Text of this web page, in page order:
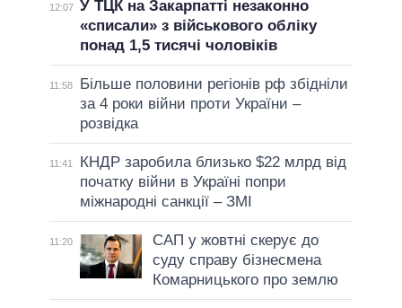
12:07 У ТЦК на Закарпатті незаконно
«списали» з військового обліку
понад 1,5 тисячі чоловіків
11:58
Більше половини регіонів рф збідніли
за 4 роки війни проти України –
розвідка
11:41
КНДР заробила близько $22 млрд від
початку війни в Україні попри
міжнародні санкції – ЗМІ
11:20
САП у жовтні скерує до
суду справу бізнесмена
Комарницького про землю